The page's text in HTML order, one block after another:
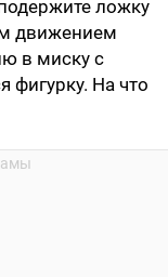
ложку
движением
в миску с
фигурку. На что